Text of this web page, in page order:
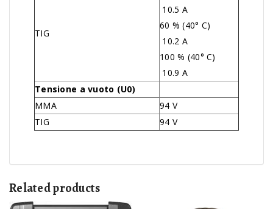
TIG
10.5 A
60 % (40° C)
10.2 A
100 % (40° C)
10.9 A
Tensione a vuoto (U0)
MMA
94 V
TIG
94 V
Related products